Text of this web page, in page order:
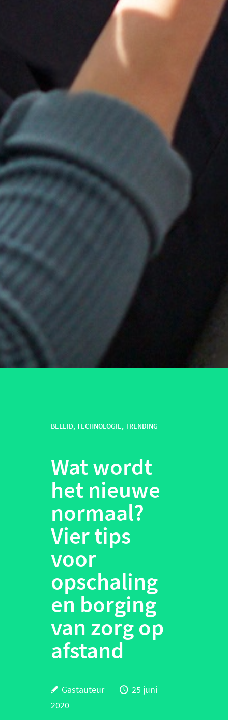
BELEID,TECHNOLOGIE,TRENDING
Wat wordt
het nieuwe
normaal?
Vier tips
voor
opschaling
en borging
van zorg op
afstand
Gastauteur
25 juni
2020